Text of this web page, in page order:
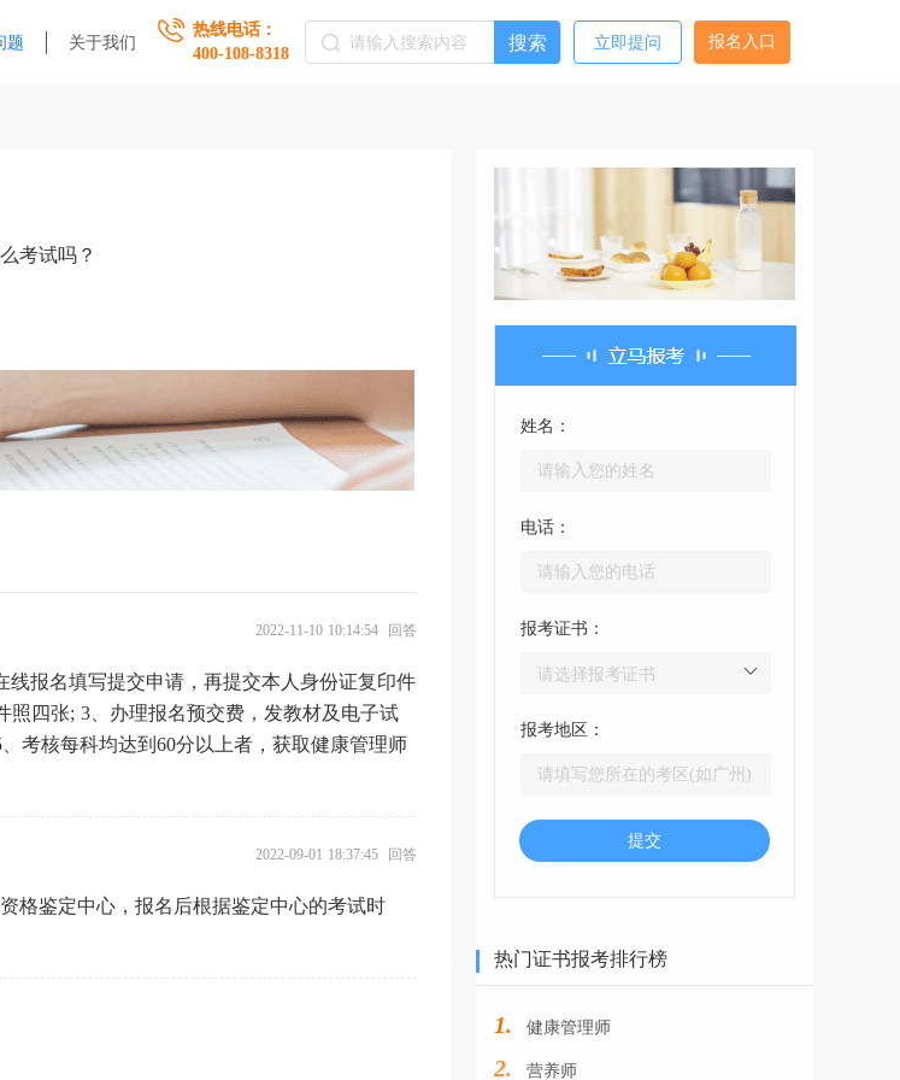
题 关于我们
热线电话：
400-108-8318
搜索 立即提问 报名入口
考试吗？
2022-11-10 10:14:54 回答
报名填写提交申请，再提交本人身份证复印件
四张; 3、办理报名预交费，发教材及电子试
考核每科均达到60分以上者，获取健康管理师
2022-09-01 18:37:45 回答
格鉴定中心，报名后根据鉴定中心的考试时
姓名：
电话：
报考证书：
报考地区：
提交
热门证书报考排行榜
1. 健康管理师
2. 营养师